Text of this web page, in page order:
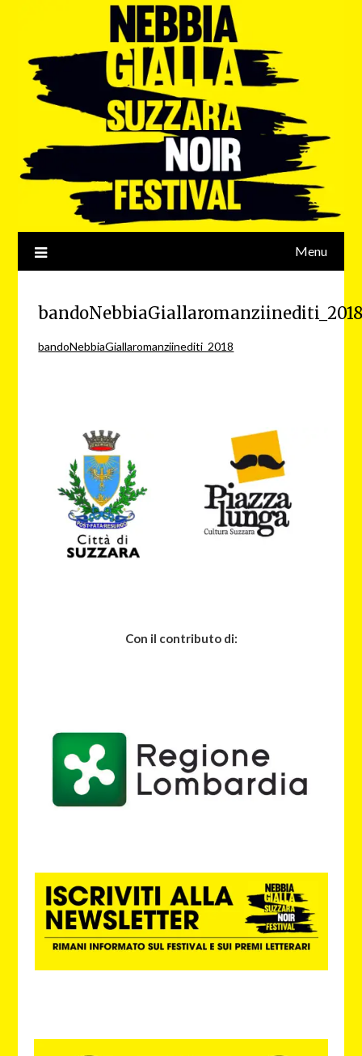
Menu
bandoNebbiaGiallaromanziinediti_2018
Con il contributo di: